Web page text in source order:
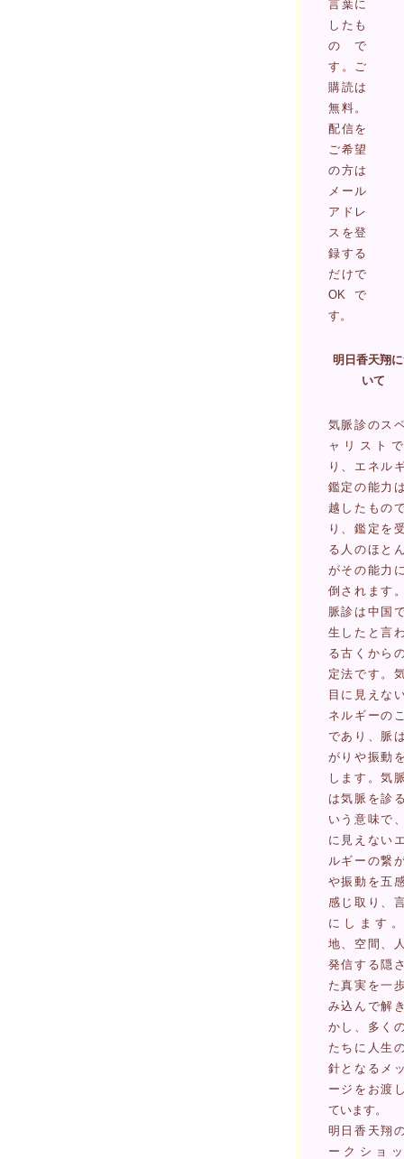
言葉に
したも
ので
す。ご
購読は
無料。
配信を
ご希望
の方は
メール
アドレ
スを登
録する
だけで
OKで
す。
明日香天翔
いて
気脈診のス
ャリスト
り、エネル
鑑定の能力
越したもの
り、鑑定を
る人のほと
がその能力
倒されます
脈診は中国
生したと言
る古くから
定法です。
目に見えな
ネルギーの
であり、脈
がりや振動
します。気
は気脈を診
いう意味で
に見えない
ルギーの繋
や振動を五
感じ取り、
にします
地、空間、
発信する隠
た真実を一
み込んで解
かし、多く
たちに人生
針となるメ
ージをお渡
ています。
明日香天翔
ークショ